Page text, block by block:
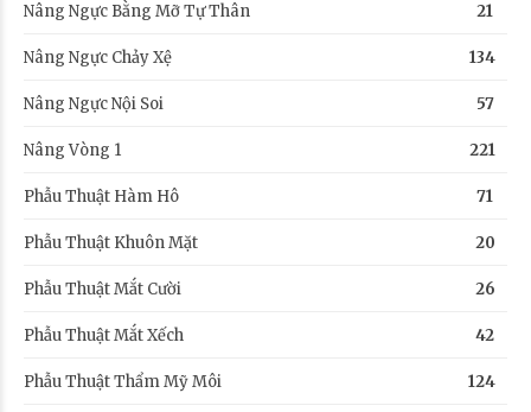
Nâng Ngực Bằng Mỡ Tự Thân 21
Nâng Ngực Chảy Xệ 134
Nâng Ngực Nội Soi 57
Nâng Vòng 1 221
Phẫu Thuật Hàm Hô 71
Phẫu Thuật Khuôn Mặt 20
Phẫu Thuật Mắt Cười 26
Phẫu Thuật Mắt Xếch 42
Phẫu Thuật Thẩm Mỹ Môi 124